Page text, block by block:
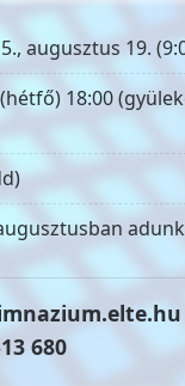
augusztus 19.
18:00
680